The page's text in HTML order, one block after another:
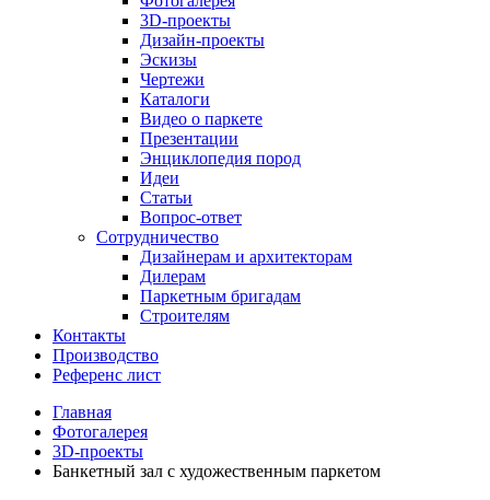
3D-проекты
Дизайн-проекты
Эскизы
Чертежи
Каталоги
Видео о паркете
Презентации
Энциклопедия пород
Идеи
Статьи
Вопрос-ответ
Сотрудничество
Дизайнерам и архитекторам
Дилерам
Паркетным бригадам
Строителям
Контакты
Производство
Референс лист
Главная
Фотогалерея
3D-проекты
Банкетный зал с художественным паркетом